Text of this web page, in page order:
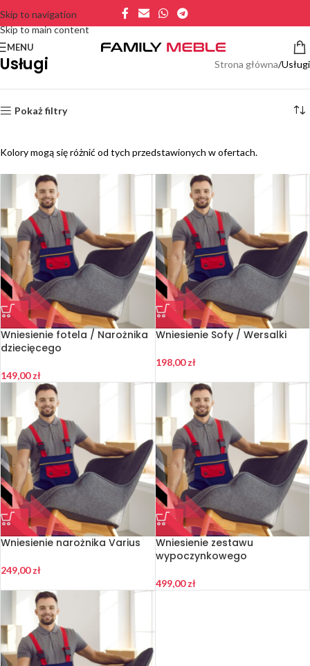
Skip to navigation
Skip to main content
MENU
Usługi Strona główna Usługi
Pokaż filtry
Kolory mogą się różnić od tych przedstawionych w ofertach.
Wniesienie fotela / Narożnika
dziecięcego
149,00zł
Wniesienie Sofy / Wersalki
198,00zł
Wniesienie narożnika Varius
249,00zł
Wniesienie zestawu
wypoczynkowego
499,00zł